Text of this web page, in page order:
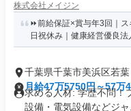
株式会社メイジン
⏩前給保証×賞与年3回｜
日祝休み｜健康経営優良法
千葉県千葉市美浜区若葉
月給47万5750円～57万
求める人材: 学歴不問！
設備・電気設備などジャ